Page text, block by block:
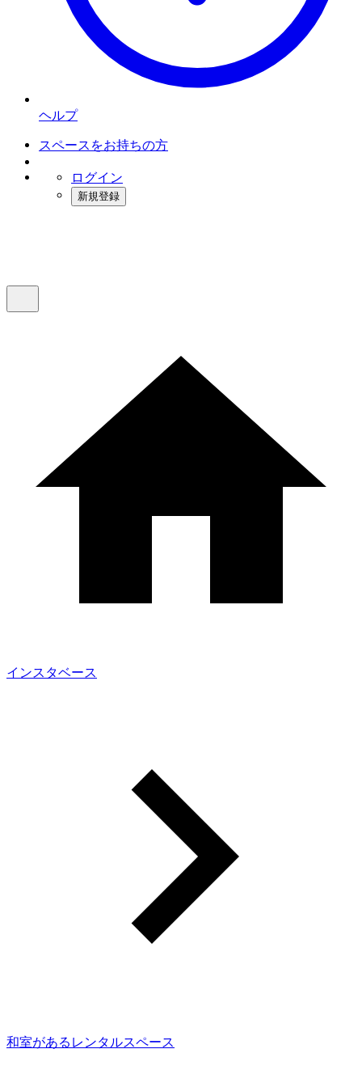
ヘルプ
スペースをお持ちの方
ログイン
新規登録
インスタベース
和室があるレンタルスペース